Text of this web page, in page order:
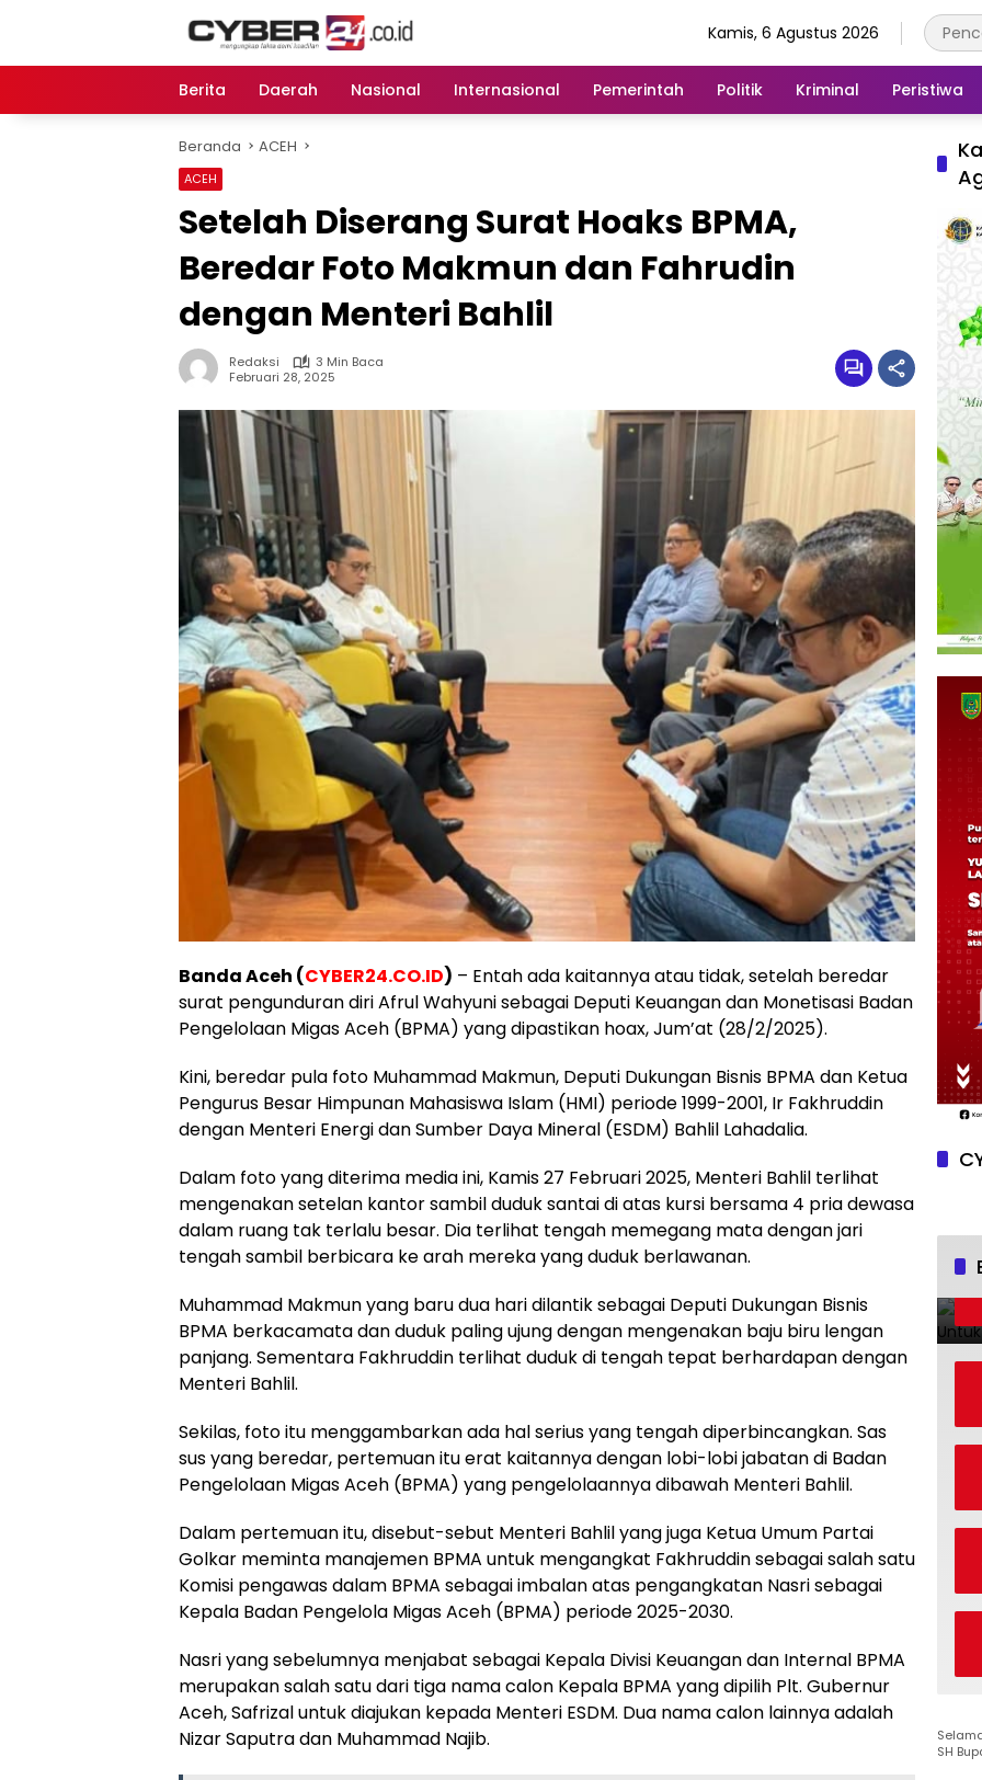
Kamis, 6 Agustus 2026
Berita Daerah Nasional Internasional Pemerintah Politik Kriminal Peristiwa
Beranda ACEH
ACEH
Setelah Diserang Surat Hoaks BPMA,
Beredar Foto Makmun dan Fahrudin
dengan Menteri Bahlil
Redaksi
3 Min Baca
Februari 28, 2025
Banda Aceh (CYBER24.CO.ID) – Entah ada kaitannya atau tidak, setelah beredar
surat pengunduran diri Afrul Wahyuni sebagai Deputi Keuangan dan Monetisasi Badan
Pengelolaan Migas Aceh (BPMA) yang dipastikan hoax, Jum’at (28/2/2025).
Kini, beredar pula foto Muhammad Makmun, Deputi Dukungan Bisnis BPMA dan Ketua
Pengurus Besar Himpunan Mahasiswa Islam (HMI) periode 1999-2001, Ir Fakhruddin
dengan Menteri Energi dan Sumber Daya Mineral (ESDM) Bahlil Lahadalia.
Dalam foto yang diterima media ini, Kamis 27 Februari 2025, Menteri Bahlil terlihat
mengenakan setelan kantor sambil duduk santai di atas kursi bersama 4 pria dewasa
dalam ruang tak terlalu besar. Dia terlihat tengah memegang mata dengan jari
tengah sambil berbicara ke arah mereka yang duduk berlawanan.
Muhammad Makmun yang baru dua hari dilantik sebagai Deputi Dukungan Bisnis
BPMA berkacamata dan duduk paling ujung dengan mengenakan baju biru lengan
panjang. Sementara Fakhruddin terlihat duduk di tengah tepat berhardapan dengan
Menteri Bahlil.
Sekilas, foto itu menggambarkan ada hal serius yang tengah diperbincangkan. Sas
sus yang beredar, pertemuan itu erat kaitannya dengan lobi-lobi jabatan di Badan
Pengelolaan Migas Aceh (BPMA) yang pengelolaannya dibawah Menteri Bahlil.
Dalam pertemuan itu, disebut-sebut Menteri Bahlil yang juga Ketua Umum Partai
Golkar meminta manajemen BPMA untuk mengangkat Fakhruddin sebagai salah satu
Komisi pengawas dalam BPMA sebagai imbalan atas pengangkatan Nasri sebagai
Kepala Badan Pengelola Migas Aceh (BPMA) periode 2025-2030.
Nasri yang sebelumnya menjabat sebagai Kepala Divisi Keuangan dan Internal BPMA
merupakan salah satu dari tiga nama calon Kepala BPMA yang dipilih Plt. Gubernur
Aceh, Safrizal untuk diajukan kepada Menteri ESDM. Dua nama calon lainnya adalah
Nizar Saputra dan Muhammad Najib.
SH